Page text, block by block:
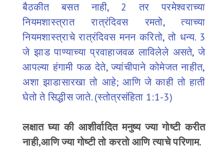
बैठकीत बसत नाही, 2 तर परमेश्वराच्या
नियमशास्त्रात रात्रंदिवस रमतो, त्याच्या
नियमशास्त्राचे रात्रंदिवस मनन करितो, तो धन्य. 3
जे झाड पाण्याच्या प्रवाहाजवळ लाविलेले असते, जे
आपल्या हंगामी फळ देते, ज्यांचीपाने कोमेजत नाहीत,
अशा झाडासारखा तो आहे; आणि जे काही तो हाती
घेतो ते सिद्धीस जाते. (स्तोत्रसंहिता 1:1-3)
लक्षात घ्या की आशीर्वादित मनुष्य ज्या गोष्टी करीत
नाही,आणि ज्या गोष्टी तो करतो आणि त्याचे परिणाम.